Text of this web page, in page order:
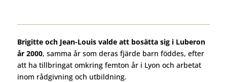
Brigitte och Jean-Louis valde att bosätta sig i Luberon
år 2000, samma år som deras fjärde barn föddes, efter
att ha tillbringat omkring femton år i Lyon och arbetat
inom rådgivning och utbildning.